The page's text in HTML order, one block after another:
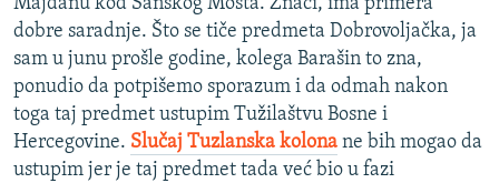
dobre saradnje. Što se tiče predmeta Dobrovoljačka, ja
sam u junu prošle godine, kolega Barašin to zna,
ponudio da potpišemo sporazum i da odmah nakon
toga taj predmet ustupim Tužilaštvu Bosne i
Hercegovine. Slučaj Tuzlanska kolona ne bih mogao da
ustupim jer je taj predmet tada već bio u fazi